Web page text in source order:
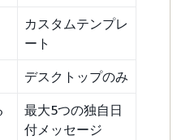
カスタムテンプレ
ート
デスクトップのみ
最大5つの独自日
付メッセージ